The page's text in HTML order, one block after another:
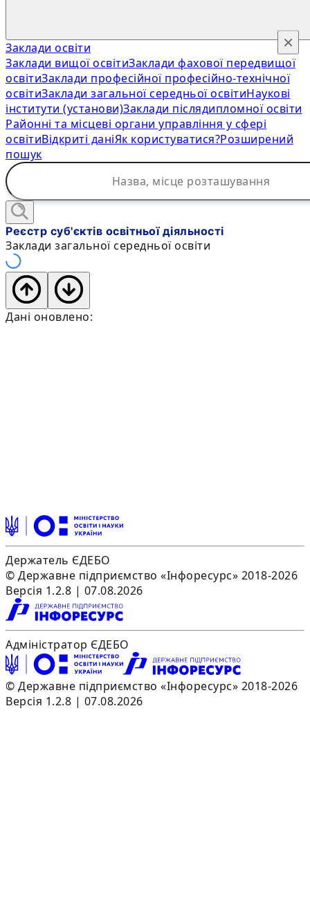
Заклади освіти
Заклади вищої освітиЗаклади фахової передвищої
освітиЗаклади професійної професійно-технічної
освітиЗаклади загальної середньої освітиНаукові
інститути (установи)Заклади післядипломної освіти
Районні та місцеві органи управління у сфері
освітиВідкриті даніЯк користуватися?Розширений
пошук
×
Реєстр суб'єктів освітньої діяльності
Заклади загальної середньої освіти
Дані оновлено:
Держатель ЄДЕБО
© Державне підприємство «Інфоресурс» 2018-2026
Версія 1.2.8 | 07.08.2026
Адміністратор ЄДЕБО
© Державне підприємство «Інфоресурс» 2018-2026
Версія 1.2.8 | 07.08.2026